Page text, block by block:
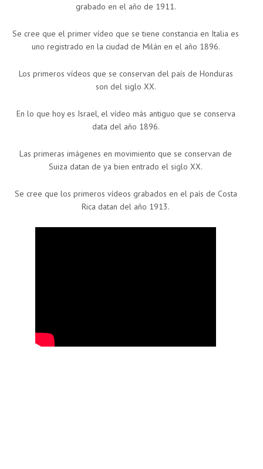
grabado en el año de 1911.
Se cree que el primer vídeo que se tiene constancia en Italia es
uno registrado en la ciudad de Milán en el año 1896.
Los primeros vídeos que se conservan del país de Honduras
son del siglo XX.
En lo que hoy es Israel, el vídeo más antiguo que se conserva
data del año 1896.
Las primeras imágenes en movimiento que se conservan de
Suiza datan de ya bien entrado el siglo XX.
Se cree que los primeros vídeos grabados en el país de Costa
Rica datan del año 1913.